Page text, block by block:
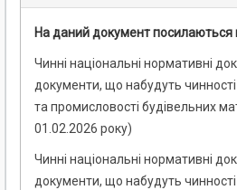
На даний документ посилаються
Чинні національні нормативні
документи, що набудуть чинності
та промисловості будівельних
01.02.2026 року)
Чинні національні нормативні
документи, що набудуть чинності